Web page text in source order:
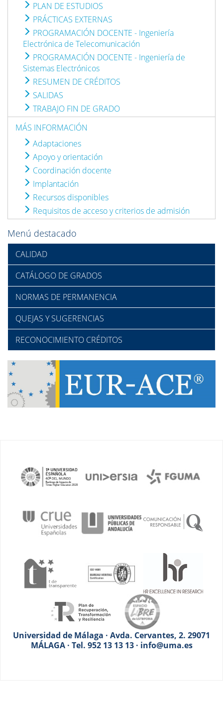
PLAN DE ESTUDIOS
PRÁCTICAS EXTERNAS
PROGRAMACIÓN DOCENTE - Ingeniería
Electrónica de Telecomunicación
PROGRAMACIÓN DOCENTE - Ingeniería de
Sistemas Electrónicos
RESUMEN DE CRÉDITOS
SALIDAS
TRABAJO FIN DE GRADO
MÁS INFORMACIÓN
Adaptaciones
Apoyo y orientación
Coordinación docente
Implantación
Recursos disponibles
Requisitos de acceso y criterios de admisión
Menú destacado
CALIDAD
CATÁLOGO DE GRADOS
NORMAS DE PERMANENCIA
QUEJAS Y SUGERENCIAS
RECONOCIMIENTO CRÉDITOS
Universidad de Málaga · Avda. Cervantes, 2. 29071
MÁLAGA · Tel. 952 13 13 13 · info@uma.es